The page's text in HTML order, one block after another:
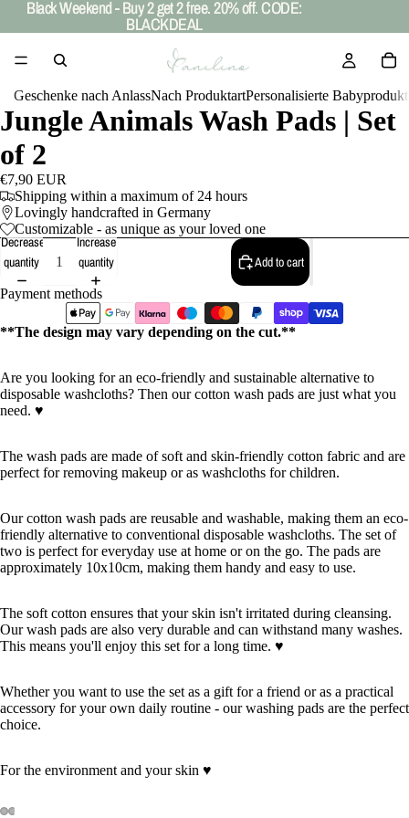
Black Weekend - Buy 2 get 2 free. 20% off. CODE:
BLACKDEAL
Black Weekend - Buy 2 get 2 free. 20% off. CODE:
BLACKDEAL
Geschenke nach AnlassNach ProduktartPersonalisierte
Jungle Animals Wash Pads | Set
of 2
€7,90 EUR
Shipping within a maximum of 24 hours
Lovingly handcrafted in Germany
Customizable - as unique as your loved one
Decrease
quantity
Increase
quantity
Add to cart
Payment methods
**The design may vary depending on the cut.**
Are you looking for an eco-friendly and sustainable alternative to
disposable washcloths? Then our cotton wash pads are just what you
need. ♥
The wash pads are made of soft and skin-friendly cotton fabric and are
perfect for removing makeup or as washcloths for children.
Our cotton wash pads are reusable and washable, making them an eco-
friendly alternative to conventional disposable washcloths. The set of
two is perfect for everyday use at home or on the go. The pads are
approximately 10x10cm, making them handy and easy to use.
The soft cotton ensures that your skin isn't irritated during cleansing.
Our wash pads are also very durable and can withstand many washes.
This means you'll enjoy this set for a long time. ♥
Whether you want to use the set as a gift for a friend or as a practical
accessory for your own daily routine - our washing pads are the perfect
choice.
For the environment and your skin ♥